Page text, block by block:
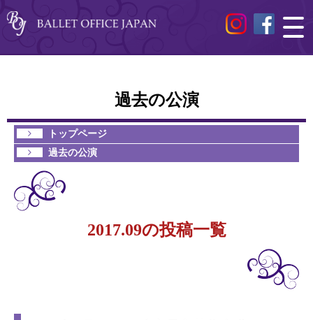
過去の公演
トップページ
過去の公演
2017.09の投稿一覧